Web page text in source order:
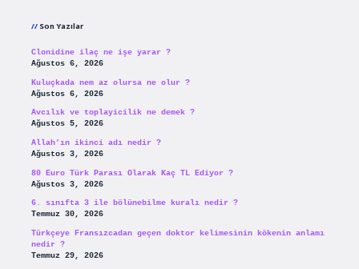
Son Yazılar
Clonidine ilaç ne işe yarar ?
Ağustos 6, 2026
Kuluçkada nem az olursa ne olur ?
Ağustos 6, 2026
Avcılık ve toplayicilik ne demek ?
Ağustos 5, 2026
Allah’ın ikinci adı nedir ?
Ağustos 3, 2026
80 Euro Türk Parası Olarak Kaç TL Ediyor ?
Ağustos 3, 2026
6. sınıfta 3 ile bölünebilme kuralı nedir ?
Temmuz 30, 2026
Türkçeye Fransızcadan geçen doktor kelimesinin kökenin anlamı
nedir ?
Temmuz 29, 2026